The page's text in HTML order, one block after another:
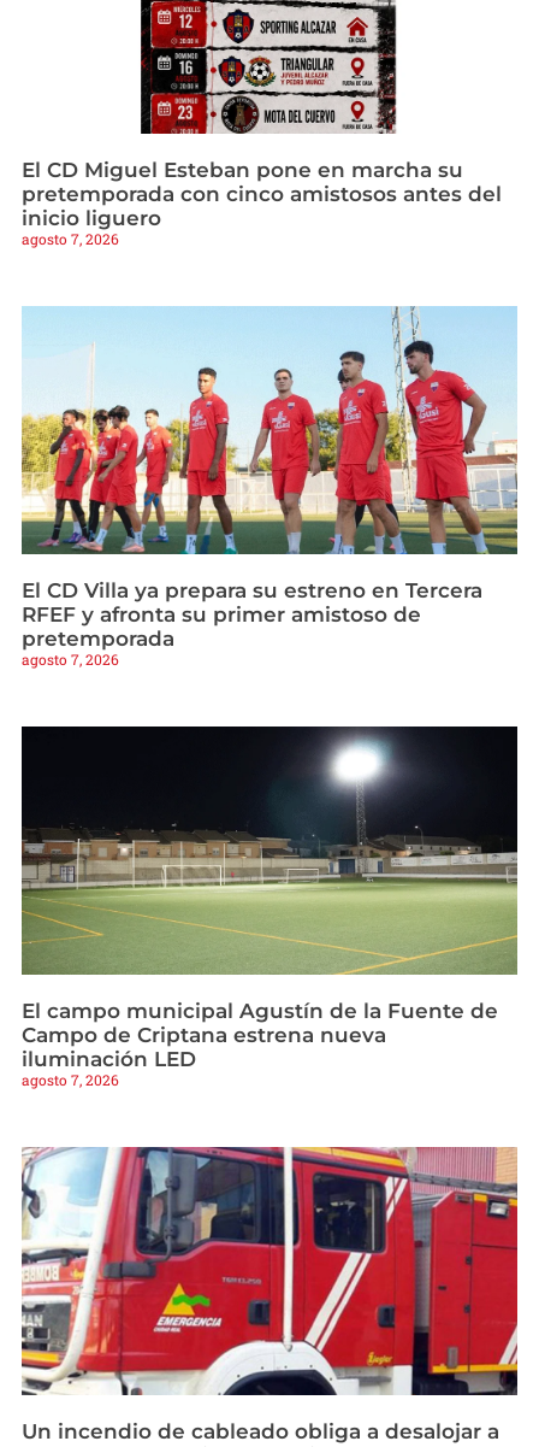
El CD Miguel Esteban pone en marcha su
pretemporada con cinco amistosos antes del
inicio liguero
agosto 7, 2026
El CD Villa ya prepara su estreno en Tercera
RFEF y afronta su primer amistoso de
pretemporada
agosto 7, 2026
El campo municipal Agustín de la Fuente de
Campo de Criptana estrena nueva
iluminación LED
agosto 7, 2026
Un incendio de cableado obliga a desalojar a